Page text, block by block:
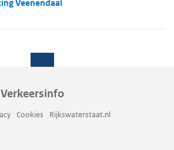
Veenendaal
Cookies Rijkswaterstaat.nl